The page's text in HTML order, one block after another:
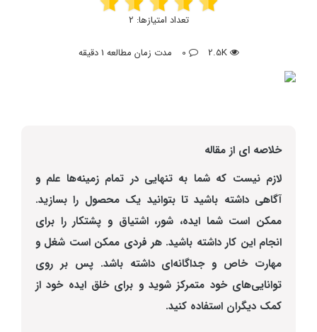
تعداد امتیازها: 2
2.5K مدت زمان مطالعه 1 دقیقه
خلاصه ای از مقاله
لازم نیست که شما به تنهایی در تمام زمینه‌ها علم و
آگاهی داشته باشید تا بتوانید یک محصول را بسازید.
ممکن است شما ایده، شور، اشتیاق و پشتکار را برای
انجام این کار داشته باشید. هر فردی ممکن است شغل و
مهارت خاص و جداگانه‌ای داشته باشد. پس بر روی
توانایی‌های خود متمرکز شوید و برای خلق ایده خود از
کمک دیگران استفاده کنید.